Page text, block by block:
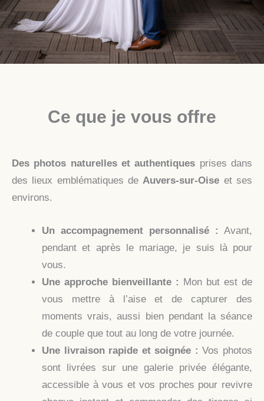
Ce que je vous offre
Des photos naturelles et authentiques prises dans
des lieux emblématiques de Auvers-sur-Oise et ses
environs.
Un accompagnement personnalisé : Avant,
pendant et après le mariage, je suis là pour
vous.
Une approche bienveillante : Mon but est de
vous mettre à l’aise et de capturer des
moments vrais, aussi bien pendant la séance
de couple que tout au long de votre journée.
Une livraison rapide et soignée : Vos photos
sont livrées sur une galerie privée élégante,
accessible à vous et vos proches pour revivre